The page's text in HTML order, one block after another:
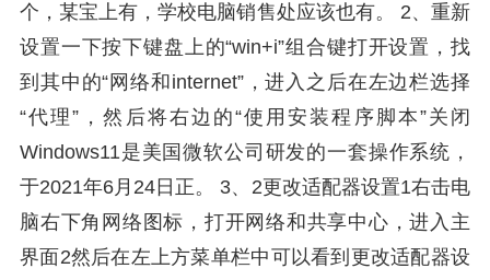
个，某宝上有，学校电脑销售处应该也有。 2、重新
设置一下按下键盘上的“win+i”组合键打开设置，找
到其中的“网络和internet”，进入之后在左边栏选择
“代理”，然后将右边的“使用安装程序脚本”关闭
Windows11是美国微软公司研发的一套操作系统，
于2021年6月24日正。 3、2更改适配器设置1右击电
脑右下角网络图标，打开网络和共享中心，进入主
界面2然后在左上方菜单栏中可以看到更改适配器设